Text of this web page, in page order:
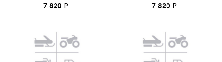
7 820 q 7 820 q